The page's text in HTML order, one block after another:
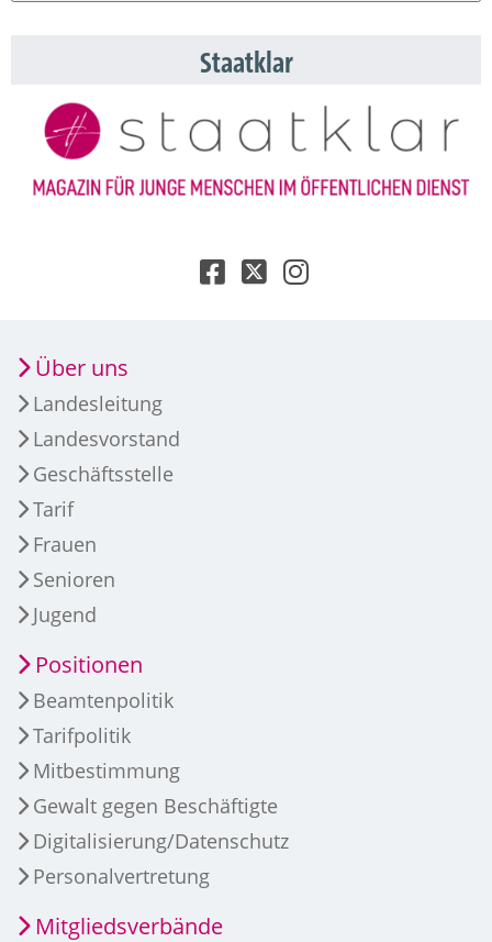
Staatklar
Über uns
Landesleitung
Landesvorstand
Geschäftsstelle
Tarif
Frauen
Senioren
Jugend
Positionen
Beamtenpolitik
Tarifpolitik
Mitbestimmung
Gewalt gegen Beschäftigte
Digitalisierung/Datenschutz
Personalvertretung
Mitgliedsverbände